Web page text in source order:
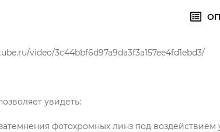
video/3c44bbf6d97a9da3f3a157ee4fd1ebd3/
увидеть:
фотохромных линз под воздействием